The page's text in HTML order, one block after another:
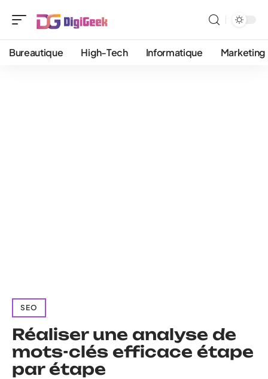
Bureautique High-Tech Informatique Marketing
SEO
Réaliser une analyse de
mots-clés efficace étape
par étape